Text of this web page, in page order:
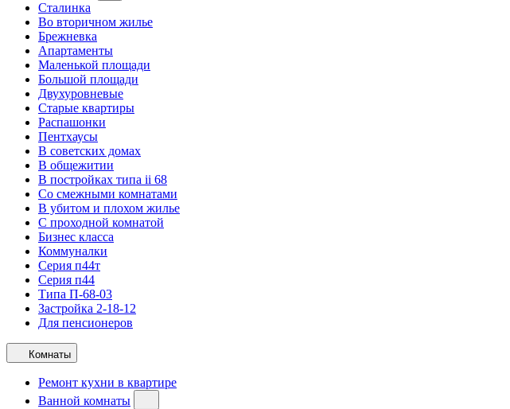
Сталинка
Во вторичном жилье
Брежневка
Апартаменты
Маленькой площади
Большой площади
Двухуровневые
Старые квартиры
Распашонки
Пентхаусы
В советских домах
В общежитии
В постройках типа ii 68
Со смежными комнатами
В убитом и плохом жилье
С проходной комнатой
Бизнес класса
Коммуналки
Серия п44т
Серия п44
Типа П-68-03
Застройка 2-18-12
Для пенсионеров
Комнаты
Ремонт кухни в квартире
Ванной комнаты